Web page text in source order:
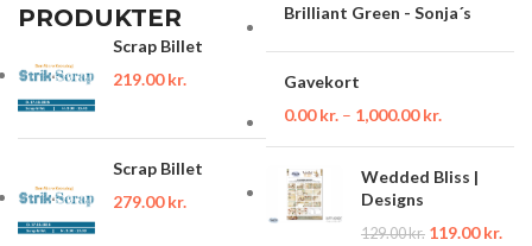
PRODUKTER
Scrap Billet
219.00kr.
Scrap Billet
279.00kr.
Brilliant Green - Sonja´s
Gavekort
0.00kr. – 1,000.00kr.
Wedded Bliss |
Designs
129.00kr. 119.00kr.